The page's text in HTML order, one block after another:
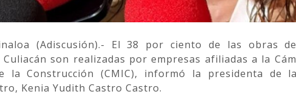
(Adiscusión).- El 38 por ciento de las obras
son realizadas por empresas afiliadas a la
la Construcción (CMIC), informó la presidenta de
Kenia Yudith Castro Castro.